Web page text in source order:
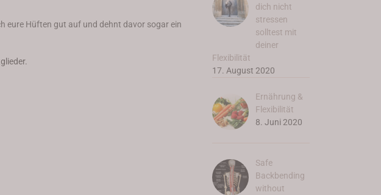
eure Hüften gut auf und dehnt davor sogar ein
dich nicht
stressen
solltest mit
deiner
Flexibilität
17. August 2020
Ernährung &
Flexibilität
8. Juni 2020
Safe
Backbending
without